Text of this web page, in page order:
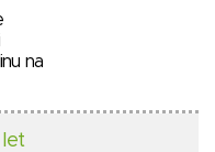
na
let